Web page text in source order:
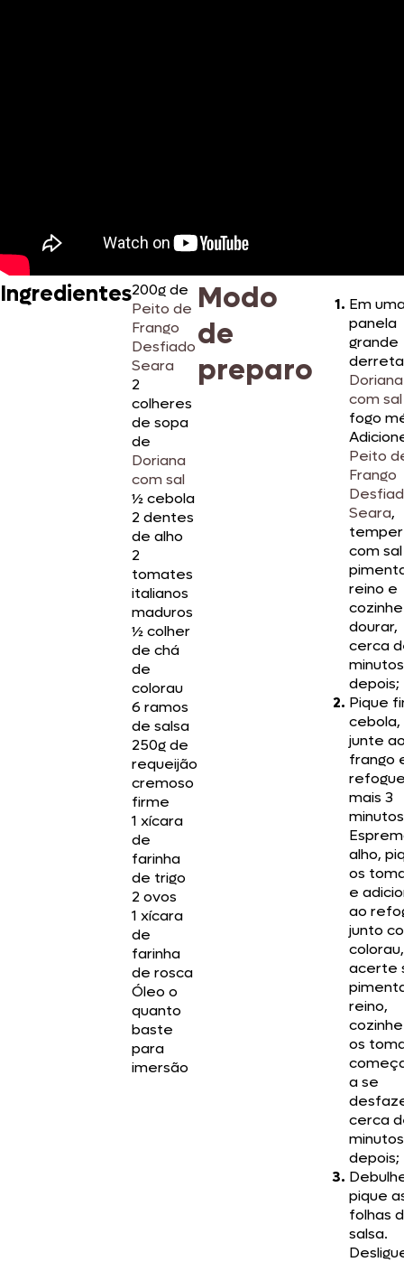
Ingredientes200g de
Peito de
Frango
Desfiado
Seara
2
colheres
de sopa
de
Doriana
com sal
½ cebola
2 dentes
de alho
2
tomates
italianos
maduros
½ colher
de chá
de
colorau
6 ramos
de salsa
250g de
requeijão
cremoso
firme
1 xícara
de
farinha
de trigo
2 ovos
1 xícara
de
farinha
de rosca
Óleo o
quanto
baste
para
imersão
Modo
de
preparo
Em
panela
grande
Doriana
com sal
fogo
Peito
Frango
Seara,
com
reino e
dourar,
cerca
minutos
depois;
Pique
cebola,
junte
frango
mais 3
alho,
os
e
ao
junto
colorau,
acerte
reino,
os
a se
cerca
minutos
depois;
pique
folhas
salsa.